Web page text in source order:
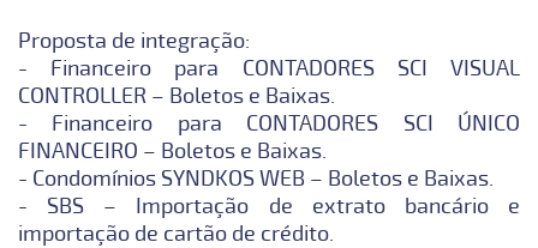
Proposta de integração:
- Financeiro para CONTADORES SCI VISUAL
CONTROLLER – Boletos e Baixas.
- Financeiro para CONTADORES SCI ÚNICO
FINANCEIRO – Boletos e Baixas.
- Condomínios SYNDKOS WEB – Boletos e Baixas.
- SBS – Importação de extrato bancário e
importação de cartão de crédito.